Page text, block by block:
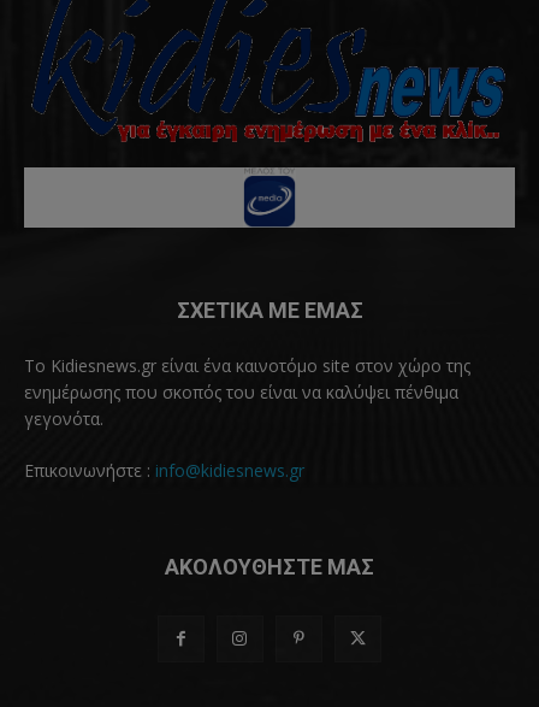
ΣΧΕΤΙΚΑ ΜΕ ΕΜΑΣ
Το Kidiesnews.gr είναι ένα καινοτόμο site στον χώρο της
ενημέρωσης που σκοπός του είναι να καλύψει πένθιμα
γεγονότα.
Επικοινωνήστε : info@kidiesnews.gr
ΑΚΟΛΟΥΘΗΣΤΕ ΜΑΣ